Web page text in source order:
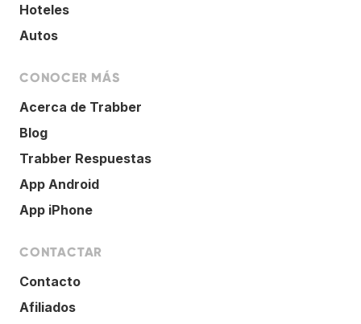
Hoteles
Autos
CONOCER MÁS
Acerca de Trabber
Blog
Trabber Respuestas
App Android
App iPhone
CONTACTAR
Contacto
Afiliados